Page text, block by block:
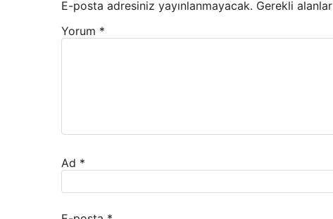
E-posta adresiniz yayınlanmayacak. Gerekli alanlar
Yorum *
Ad *